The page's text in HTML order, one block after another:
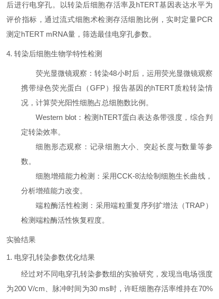
后进行电穿孔。以转染后细胞存活率及hTERT基因表达水平为
评价指标，通过流式细胞术检测存活细胞比例，实时定量PCR
测定hTERT mRNA量，筛选最佳电穿孔参数。
4. 转染后细胞生物学特性检测
荧光显微镜观察 ：转染48小时后，运用荧光显微镜观察
携带绿色荧光蛋白（GFP）报告基因的hTERT质粒转染情
况，计算荧光阳性细胞占总细胞数比例。
Western blot：检测hTERT蛋白表达条带强度，综合判
定转染效率。
细胞形态观察 ：记录细胞大小、突起长度与数量等参
数。
细胞增殖能力检测 ：采用CCK-8法绘制细胞生长曲线，
分析增殖能力改变。
端粒酶活性检测 ：采用端粒重复序列扩增法（TRAP）
检测端粒酶活性恢复程度。
实验结果
1. 电穿孔转染参数优化结果
经过对不同电穿孔转染参数组的实验研究，发现当电场强度
为200 V/cm、脉冲时间为30 ms时，许旺细胞存活率维持在70%